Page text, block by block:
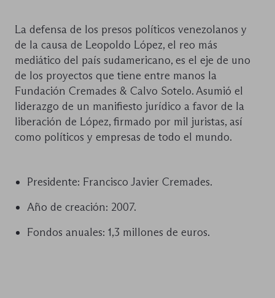
La defensa de los presos políticos venezolanos y
de la causa de Leopoldo López, el reo más
mediático del país sudamericano, es el eje de uno
de los proyectos que tiene entre manos la
Fundación Cremades & Calvo Sotelo. Asumió el
liderazgo de un manifiesto jurídico a favor de la
liberación de López, firmado por mil juristas, así
como políticos y empresas de todo el mundo.
Presidente: Francisco Javier Cremades.
Año de creación: 2007.
Fondos anuales: 1,3 millones de euros.